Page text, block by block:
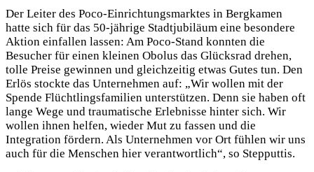
Der Leiter des Poco-Einrichtungsmarktes in Bergkamen
hatte sich für das 50-jährige Stadtjubiläum eine besondere
Aktion einfallen lassen: Am Poco-Stand konnten die
Besucher für einen kleinen Obolus das Glücksrad drehen,
tolle Preise gewinnen und gleichzeitig etwas Gutes tun. Den
Erlös stockte das Unternehmen auf: „Wir wollen mit der
Spende Flüchtlingsfamilien unterstützen. Denn sie haben oft
lange Wege und traumatische Erlebnisse hinter sich. Wir
wollen ihnen helfen, wieder Mut zu fassen und die
Integration fördern. Als Unternehmen vor Ort fühlen wir uns
auch für die Menschen hier verantwortlich“, so Stepputtis.